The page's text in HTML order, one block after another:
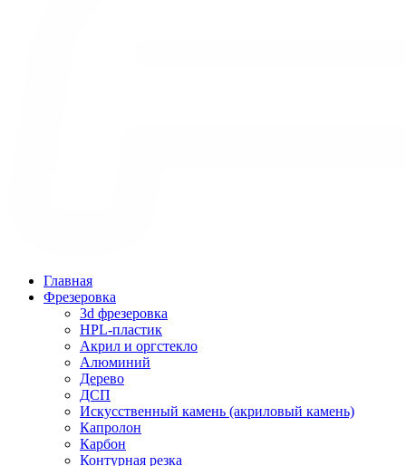
Главная
Фрезеровка
3d фрезеровка
HPL-пластик
Акрил и оргстекло
Алюминий
Дерево
ДСП
Искусственный камень (акриловый камень)
Капролон
Карбон
Контурная резка